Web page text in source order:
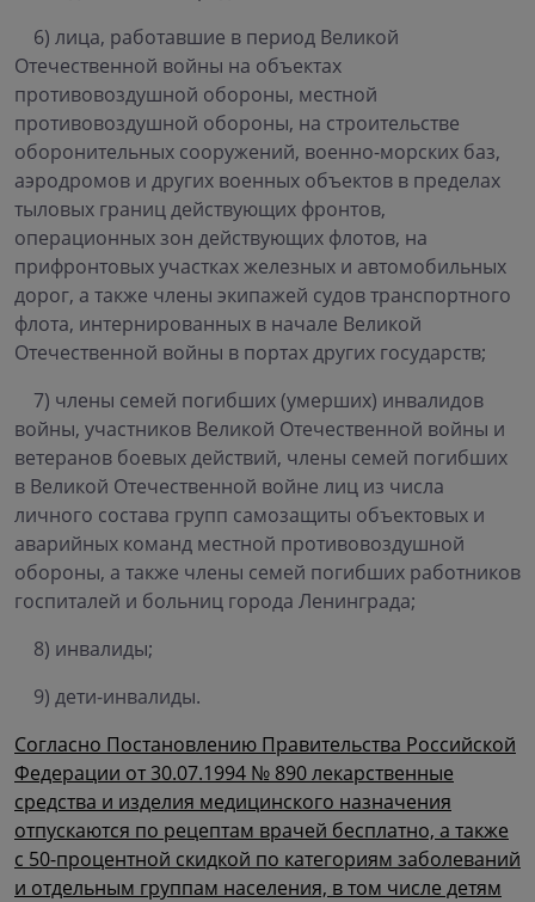
6) лица, работавшие в период Великой
Отечественной войны на объектах
противовоздушной обороны, местной
противовоздушной обороны, на строительстве
оборонительных сооружений, военно-морских баз,
аэродромов и других военных объектов в пределах
тыловых границ действующих фронтов,
операционных зон действующих флотов, на
прифронтовых участках железных и автомобильных
дорог, а также члены экипажей судов транспортного
флота, интернированных в начале Великой
Отечественной войны в портах других государств;
7) члены семей погибших (умерших) инвалидов
войны, участников Великой Отечественной войны и
ветеранов боевых действий, члены семей погибших
в Великой Отечественной войне лиц из числа
личного состава групп самозащиты объектовых и
аварийных команд местной противовоздушной
обороны, а также члены семей погибших работников
госпиталей и больниц города Ленинграда;
8) инвалиды;
9) дети-инвалиды.
Согласно Постановлению Правительства Российской
Федерации от 30.07.1994 № 890 лекарственные
средства и изделия медицинского назначения
отпускаются по рецептам врачей бесплатно, а также
с 50-процентной скидкой по категориям заболеваний
и отдельным группам населения, в том числе детям